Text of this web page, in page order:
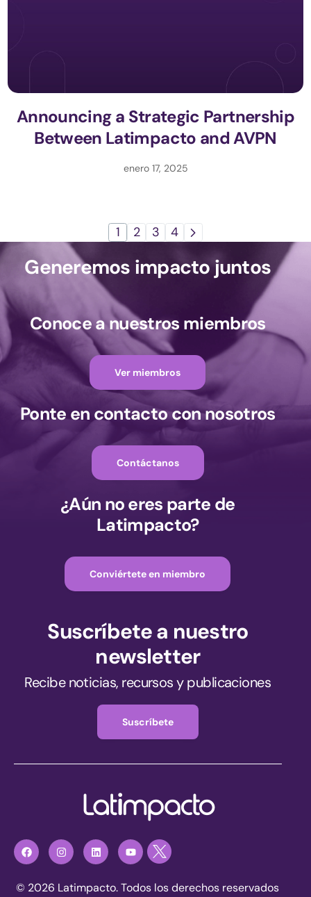
Announcing a Strategic Partnership
Between Latimpacto and AVPN
enero 17, 2025
1 2 3 4
Generemos impacto juntos
Conoce a nuestros miembros
Ver miembros
Ponte en contacto con nosotros
Contáctanos
¿Aún no eres parte de
Latimpacto?
Conviértete en miembro
Suscríbete a nuestro
newsletter
Recibe noticias, recursos y publicaciones
Suscríbete
© 2026 Latimpacto. Todos los derechos reservados